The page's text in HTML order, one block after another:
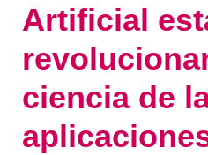
Artificial
ciencia de